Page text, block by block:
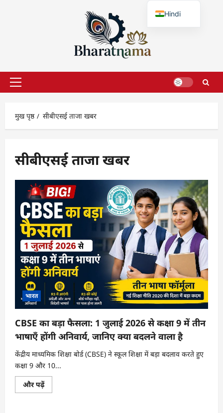
प्राथमिक
मुख पृष्ठ
सीबीएसई ताजा खबर
सीबीएसई ताजा खबर
भारत
CBSE का बड़ा फैसला: 1 जुलाई 2026 से कक्षा 9 में तीन
भाषाएँ होंगी अनिवार्य, जानिए क्या बदलने वाला है
केंद्रीय माध्यमिक शिक्षा बोर्ड (CBSE) ने स्कूल शिक्षा में बड़ा बदलाव करते हुए
कक्षा 9 और 10...
और पढ़ेंCBSE
का
Hindi